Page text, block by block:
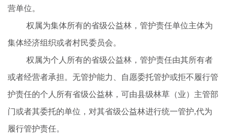
营单位。
权属为集体所有的省级公益林，管护责任单位主体为
集体经济组织或者村民委员会。
权属为个人所有的省级公益林，管护责任由其所有者
或者经营者承担。无管护能力、自愿委托管护或拒不履行管
护责任的个人所有省级公益林，可由县级林草（业） 主管部
门或者其委托的单位，对其省级公益林进行统一管护,代为
履行管护责任。